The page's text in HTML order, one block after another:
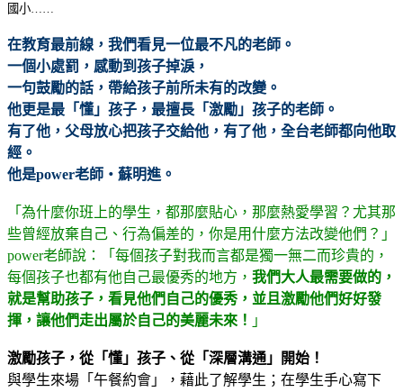
國小……
在教育最前線，我們看見一位最不凡的老師。
一個小處罰，感動到孩子掉淚，
一句鼓勵的話，帶給孩子前所未有的改變。
他更是最「懂」孩子，最擅長「激勵」孩子的老師。
有了他，父母放心把孩子交給他，有了他，全台老師都向他取
經。
他是power老師‧蘇明進。
「為什麼你班上的學生，都那麼貼心，那麼熱愛學習？尤其那
些曾經放棄自己、行為偏差的，你是用什麼方法改變他們？」
power老師說：「每個孩子對我而言都是獨一無二而珍貴的，
每個孩子也都有他自己最優秀的地方， 我們大人最需要做的，
就是幫助孩子，看見他們自己的優秀，並且激勵他們好好發
揮，讓他們走出屬於自己的美麗未來！ 」
激勵孩子，從「懂」孩子、從「深層溝通」開始！
與學生來場「午餐約會」，藉此了解學生；在學生手心寫下